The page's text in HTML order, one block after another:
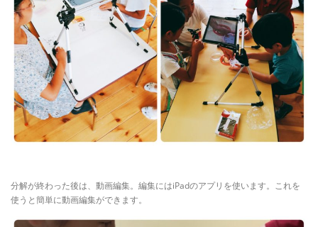
分解が終わった後は、動画編集。編集にはiPadのアプリを使います。これを
使うと簡単に動画編集ができます。